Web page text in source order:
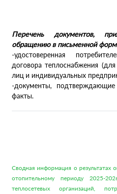
Перечень документов,
обращению в письменной
-удостоверенная
договора теплоснабжения
лиц и индивидуальных
-документы,
факты.
Сводная информация о результатах
отопительному периоду 2025-
теплосетевых организаций,